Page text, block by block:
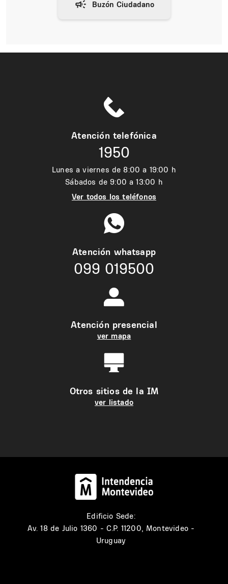
Atención telefónica
1950
Lunes a viernes de 8:00 a 19:00 h
Sábados de 9:00 a 13:00 h
Ver todos los teléfonos
Atención whatsapp
099 019500
Atención presencial
ver mapa
Otros sitios de la IM
ver listado
Edificio Sede:
Av. 18 de Julio 1360 - C.P. 11200, Montevideo -
Uruguay